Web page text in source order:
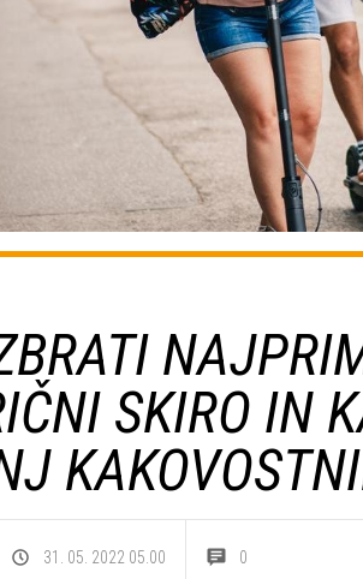
SKIRO IN
31. 05. 2022 05.00 0